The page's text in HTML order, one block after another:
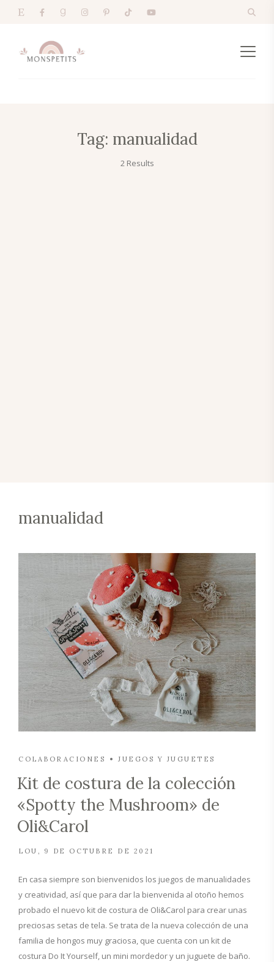
Tag: manualidad
2 Results
manualidad
COLABORACIONES JUEGOS Y JUGUETES
Kit de costura de la colección
«Spotty the Mushroom» de
Oli&Carol
LOU 9 DE OCTUBRE DE 2021
En casa siempre son bienvenidos los juegos de manualidades
y creatividad, así que para dar la bienvenida al otoño hemos
probado el nuevo kit de costura de Oli&Carol para crear unas
preciosas setas de tela. Se trata de la nueva colección de una
familia de hongos muy graciosa, que cuenta con un kit de
costura Do It Yourself, un mini mordedor y un juguete de baño.